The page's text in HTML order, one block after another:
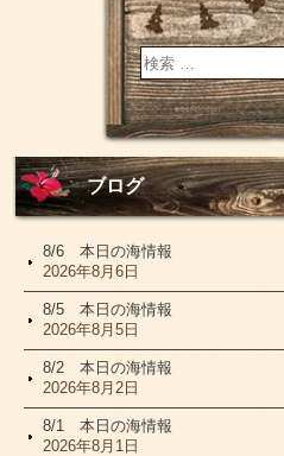
ブログ
8/6 本日の海情報
2026年8月6日
8/5 本日の海情報
2026年8月5日
8/2 本日の海情報
2026年8月2日
8/1 本日の海情報
2026年8月1日